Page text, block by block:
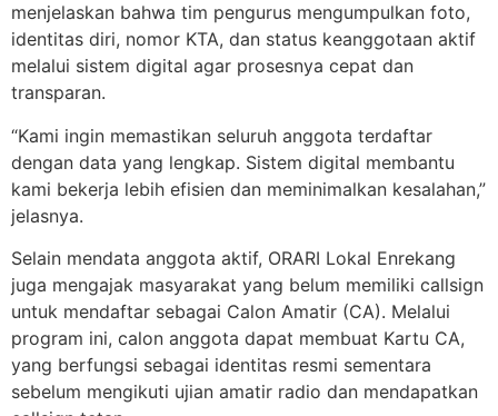
menjelaskan bahwa tim pengurus mengumpulkan foto,
identitas diri, nomor KTA, dan status keanggotaan aktif
melalui sistem digital agar prosesnya cepat dan
transparan.
“Kami ingin memastikan seluruh anggota terdaftar
dengan data yang lengkap. Sistem digital membantu
kami bekerja lebih efisien dan meminimalkan kesalahan,”
jelasnya.
Selain mendata anggota aktif, ORARI Lokal Enrekang
juga mengajak masyarakat yang belum memiliki callsign
untuk mendaftar sebagai Calon Amatir (CA). Melalui
program ini, calon anggota dapat membuat Kartu CA,
yang berfungsi sebagai identitas resmi sementara
sebelum mengikuti ujian amatir radio dan mendapatkan